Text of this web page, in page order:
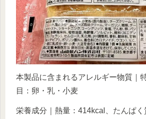
本製品に含まれるアレルギー物質｜
目：卵・乳・小麦
栄養成分｜熱量：414kcal、たんぱ